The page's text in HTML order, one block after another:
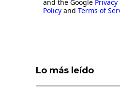
and the Google Privacy
Policy and Terms of
Lo más leído